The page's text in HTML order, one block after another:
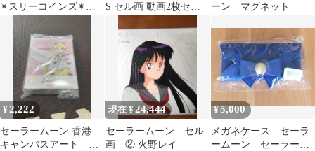
✴︎スリーコインズ✴︎カ
S セル画 動画2枚セッ
ーン マグネット
¥ 2,222
セーラームーン 香港
キャンバスアート ア
現在 ¥24,444
セーラームーン セル
画 ② 火野レイ
¥5,000
メガネケース セーラ
ームーン セーラーウ